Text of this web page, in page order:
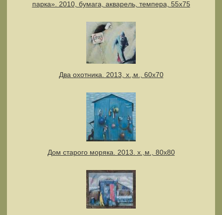
парка». 2010, бумага, акварель, темпера, 55x75
Два охотника. 2013, х.,м., 60х70
Дом старого моряка. 2013. х.,м., 80х80